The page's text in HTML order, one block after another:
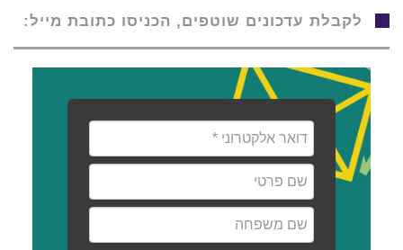
לקבלת עדכונים שוטפים, הכניסו כתובת מייל: